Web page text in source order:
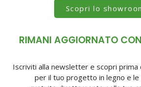
Scopri lo
RIMANI AGGIORNATO
Iscriviti alla newsletter e scopri prima
per il tuo progetto in legno e